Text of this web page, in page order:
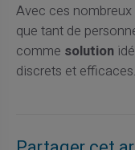
Avec ces
que tant de
comme solution
discrets et efficaces.